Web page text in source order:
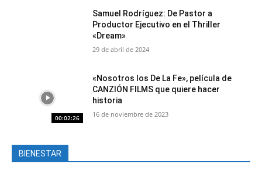
Samuel Rodríguez: De Pastor a
Productor Ejecutivo en el Thriller
«Dream»
29 de abril de 2024
00:02:26
«Nosotros los De La Fe», película de
CANZIÓN FILMS que quiere hacer
historia
16 de noviembre de 2023
BIENESTAR